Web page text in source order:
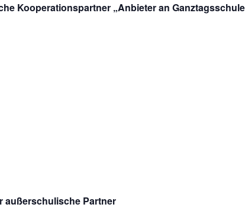
Kooperationspartner „Anbieter an
außerschulische Partner